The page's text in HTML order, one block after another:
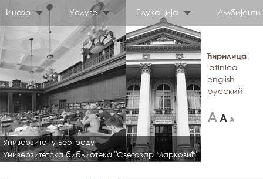
Инфо Услуге Едукација Амбијенти
Универзитет у Београду
Универзитетска библиотека "Светозар Марковић"
ћирилица
latinica
english
русский